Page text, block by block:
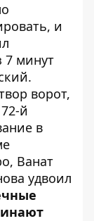
и
7 минут
ворот,
й
в
Ванат
удвоил